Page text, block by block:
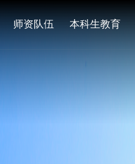
师资队伍 本科生教育